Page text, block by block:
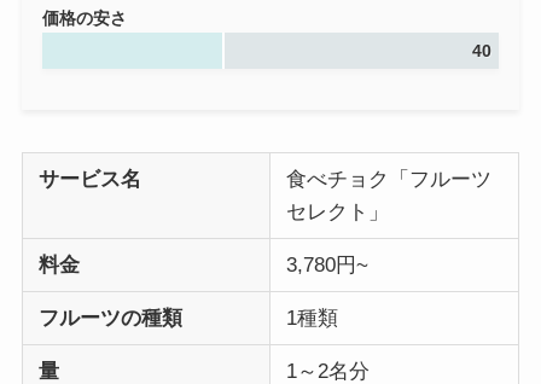
価格の安さ
40
サービス名
食べチョク「フルーツ
セレクト」
料金 3,780円~
フルーツの種類 1種類
量 1～2名分